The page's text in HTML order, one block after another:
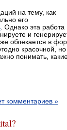
на тему, как
его
. Однако эта работа
и
облекается в
красочной,
понимать,
комментариев »